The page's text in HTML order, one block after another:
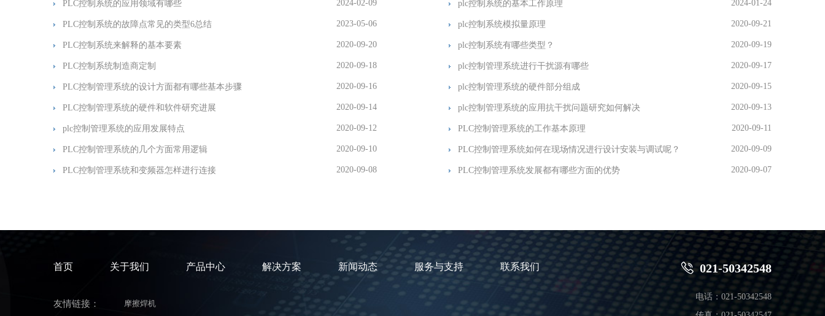
PLC控制系统的应用领域有哪些 2024-02-09 plc控制系统的基本工作原理 2024-01-24
PLC控制系统的故障点常见的类型6总结 2023-05-06 plc控制系统模拟量原理 2020-09-21
PLC控制系统来解释的基本要素 2020-09-20 plc控制系统有哪些类型？ 2020-09-19
PLC控制系统制造商定制 2020-09-18 plc控制管理系统进行干扰源有哪些 2020-09-17
PLC控制管理系统的设计方面都有哪些基本步骤 2020-09-16 plc控制管理系统的硬件部分组成 2020-09-15
PLC控制管理系统的硬件和软件研究进展 2020-09-14 plc控制管理系统的应用抗干扰问题研究如何解决 2020-09-13
plc控制管理系统的应用发展特点 2020-09-12 PLC控制管理系统的工作基本原理 2020-09-11
PLC控制管理系统的几个方面常用逻辑 2020-09-10 PLC控制管理系统如何在现场情况进行设计安装与调试呢？ 2020-09-09
PLC控制管理系统和变频器怎样进行连接 2020-09-08 PLC控制管理系统发展都有哪些方面的优势 2020-09-07
 021-50342548
电话：021-50342548
首页 关于我们 产品中心 解决方案 新闻动态 服务与支持 联系我们
友情链接： 摩擦焊机